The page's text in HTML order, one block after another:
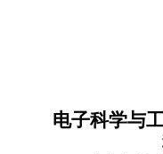
电子科学与